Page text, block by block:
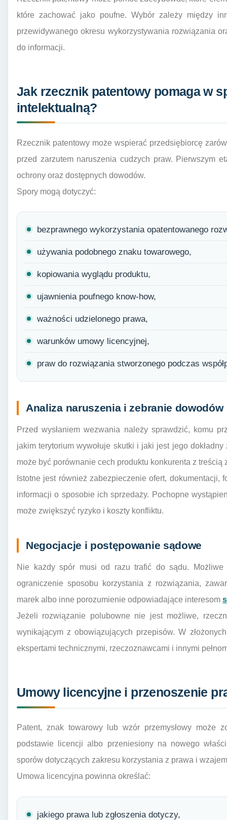
które zachować jako poufne. Wybór zależy między
przewidywanego okresu wykorzystywania rozwiązania
do informacji.
Jak rzecznik patentowy pomaga w
intelektualną?
Rzecznik patentowy może wspierać przedsiębiorcę
przed zarzutem naruszenia cudzych praw. Pierwszym
ochrony oraz dostępnych dowodów.
Spory mogą dotyczyć:
bezprawnego wykorzystania opatentowanego
używania podobnego znaku towarowego,
kopiowania wyglądu produktu,
ujawnienia poufnego know-how,
ważności udzielonego prawa,
warunków umowy licencyjnej,
praw do rozwiązania stworzonego podczas
Analiza naruszenia i zebranie dowodów
Przed wysłaniem wezwania należy sprawdzić, komu
jakim terytorium wywołuje skutki i jaki jest jego
może być porównanie cech produktu konkurenta z treścią
Istotne jest również zabezpieczenie ofert, dokumentacji,
informacji o sposobie ich sprzedaży. Pochopne
może zwiększyć ryzyko i koszty konfliktu.
Negocjacje i postępowanie sądowe
Nie każdy spór musi od razu trafić do sądu. Możliwe
ograniczenie sposobu korzystania z rozwiązania,
marek albo inne porozumienie odpowiadające interesom
Jeżeli rozwiązanie polubowne nie jest możliwe,
wynikającym z obowiązujących przepisów. W
ekspertami technicznymi, rzeczoznawcami i innymi
Umowy licencyjne i przenoszenie
Patent, znak towarowy lub wzór przemysłowy może
podstawie licencji albo przeniesiony na nowego
sporów dotyczących zakresu korzystania z prawa i
Umowa licencyjna powinna określać:
jakiego prawa lub zgłoszenia dotyczy,